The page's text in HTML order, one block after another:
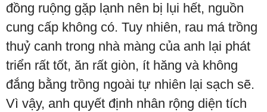
đồng ruộng gặp lạnh nên bị lụi hết, nguồn
cung cấp không có. Tuy nhiên, rau má trồng
thuỷ canh trong nhà màng của anh lại phát
triển rất tốt, ăn rất giòn, ít hăng và không
đắng bằng trồng ngoài tự nhiên lại sạch sẽ.
Vì vậy, anh quyết định nhân rộng diện tích